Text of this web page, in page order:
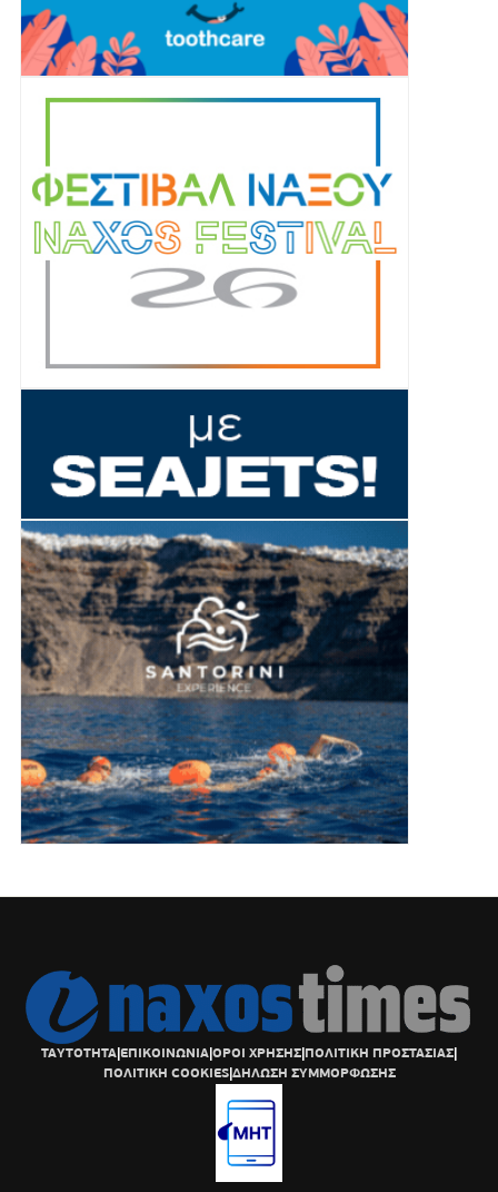
ΤΑΥΤΟΤΗΤΑ|ΕΠΙΚΟΙΝΩΝΙΑ|ΟΡΟΙ ΧΡΗΣΗΣ|ΠΟΛΙΤΙΚΗ ΠΡΟΣΤΑΣΙΑΣ|
ΠΟΛΙΤΙΚΗ COOKIES|ΔΗΛΩΣΗ ΣΥΜΜΟΡΦΩΣΗΣ